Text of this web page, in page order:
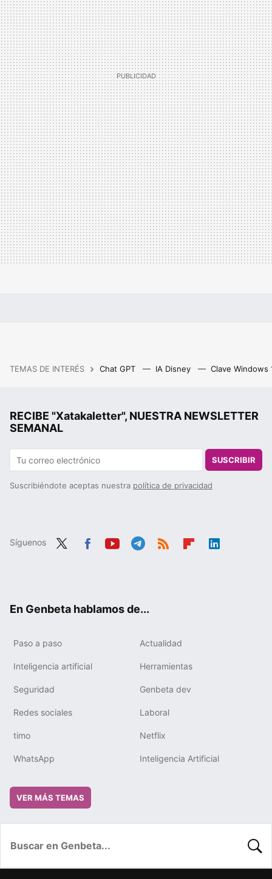
TEMAS DE INTERÉS Chat GPT IA Disney Clave Windows
RECIBE "Xatakaletter", NUESTRA NEWSLETTER
SEMANAL
SUSCRIBIR
Suscribiéndote aceptas nuestra política de privacidad
Síguenos
En Genbeta hablamos de...
Paso a paso Actualidad
Inteligencia artificial Herramientas
Seguridad Genbeta dev
Redes sociales Laboral
timo Netflix
WhatsApp Inteligencia Artificial
VER MÁS TEMAS